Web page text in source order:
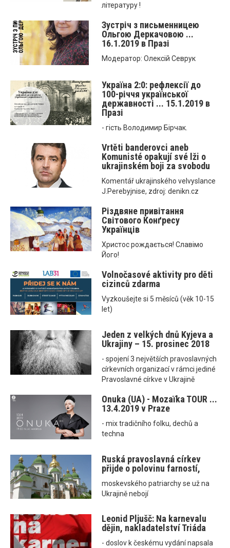
літературу !
Зустріч з письменницею
Ольгою Деркачовою ...
16.1.2019 в Празі
Модератор: Олексій Севрук
Україна 2:0: рефлексії до
100-річчя української
державності ... 15.1.2019 в
Празі
- гість Володимир Бірчак.
Vrtěti banderovci aneb
Komunisté opakují své lži o
ukrajinském boji za svobodu
Komentář ukrajinského velvyslance
J.Perebyjnise, zdroj: denikn.cz
Різдвяне привітання
Світового Конґресу
Українців
Христос рождається! Славімо
Його!
Volnočasové aktivity pro děti
cizinců zdarma
Vyzkoušejte si 5 měsíců (věk 10-15
let)
Jeden z velkých dnů Kyjeva a
Ukrajiny – 15. prosinec 2018
- spojení 3 největších pravoslavných
církevních organizací v rámci jediné
Pravoslavné církve v Ukrajině
Onuka (UA) - Mozaїka TOUR ...
13.4.2019 v Praze
- mix tradičního folku, dechů a
techna
Ruská pravoslavná církev
přijde o polovinu farností,
moskevského patriarchy se už na
Ukrajině nebojí
Leonid Pljušč: Na karnevalu
dějin, nakladatelství Triáda
- doslov k českému vydání napsala